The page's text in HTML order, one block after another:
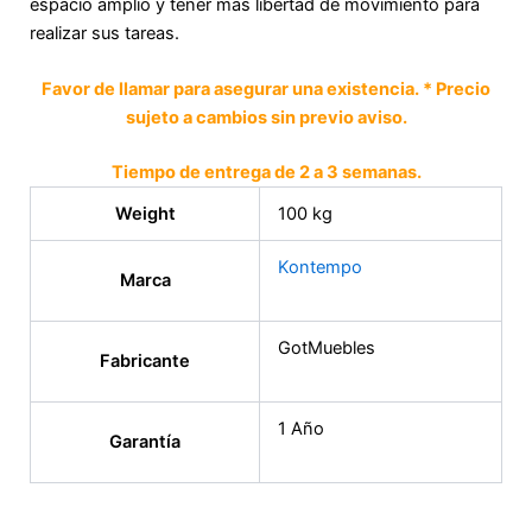
espacio amplio y tener más libertad de movimiento para
realizar sus tareas.
Favor de llamar para asegurar una existencia. * Precio
sujeto a cambios sin previo aviso.
Tiempo de entrega de 2 a 3 semanas.
Weight
100 kg
Marca
Kontempo
Fabricante
GotMuebles
Garantía
1 Año